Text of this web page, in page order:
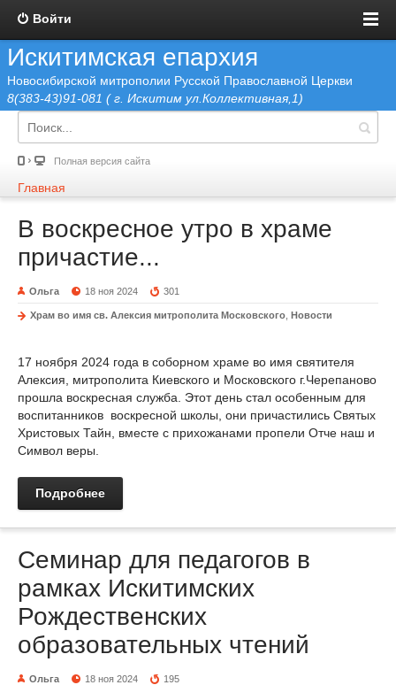
Войти
Искитимская епархия
Новосибирской митрополии Русской Православной Церкви
8(383-43)91-081 ( г. Искитим ул.Коллективная,1)
Полная версия сайта
Главная
В воскресное утро в храме
причастие...
Ольга 18 ноя 2024 301
Храм во имя св. Алексия митрополита Московского Новости
17 ноября 2024 года в соборном храме во имя святителя
Алексия, митрополита Киевского и Московского г.Черепаново
прошла воскресная служба. Этот день стал особенным для
воспитанников воскресной школы, они причастились Святых
Христовых Тайн, вместе с прихожанами пропели Отче наш и
Символ веры.
Подробнее
Семинар для педагогов в
рамках Искитимских
Рождественских
образовательных чтений
Ольга 18 ноя 2024 195